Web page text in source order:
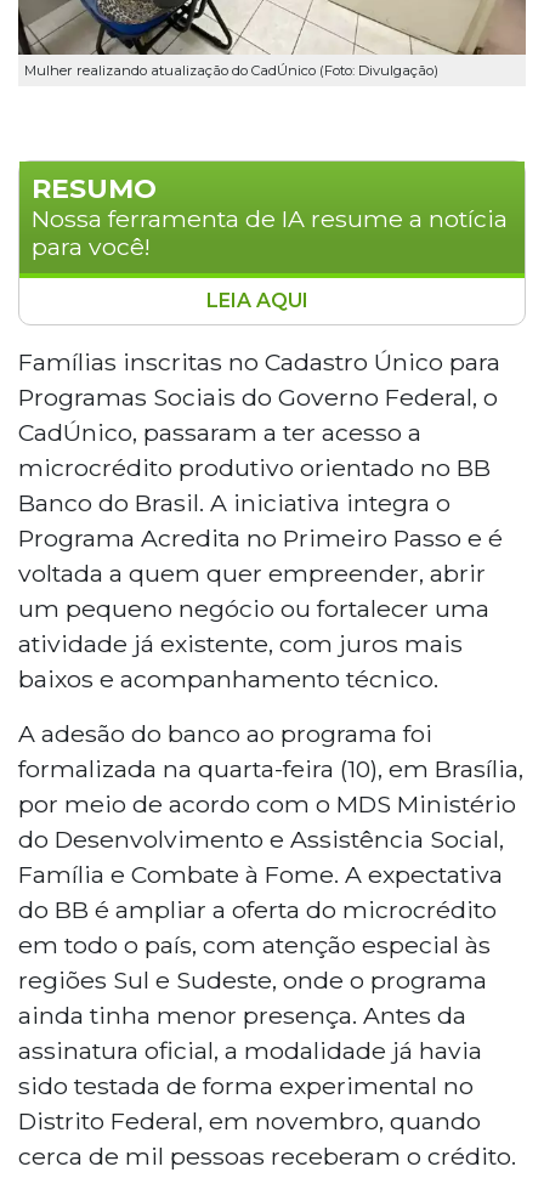
Mulher realizando atualização do CadÚnico (Foto: Divulgação)
RESUMO
Nossa ferramenta de IA resume a notícia
para você!
O Banco do Brasil passou a oferecer
microcrédito produtivo orientado para
famílias inscritas no CadÚnico, por meio
do Programa Acredita no Primeiro Passo.
A iniciativa, formalizada em Brasília, visa
apoiar empreendedores com juros
reduzidos e suporte técnico,
especialmente nas regiões Sul e Sudeste.
O programa já movimentou R$ 13 bilhões,
com mais de 190 mil operações de
crédito, totalizando R$ 1,7 bilhão em
repasses. Destaca-se que 68% dos
beneficiários são mulheres, e a taxa de
iniciativa também oferece capacitação
profissional, tendo já atendido mais de 2
milhões de pessoas.
LEIA AQUI
Famílias inscritas no Cadastro Único para
Programas Sociais do Governo Federal, o
CadÚnico, passaram a ter acesso a
microcrédito produtivo orientado no BB
Banco do Brasil. A iniciativa integra o
Programa Acredita no Primeiro Passo e é
voltada a quem quer empreender, abrir
um pequeno negócio ou fortalecer uma
atividade já existente, com juros mais
baixos e acompanhamento técnico.
A adesão do banco ao programa foi
formalizada na quarta-feira (10), em Brasília,
por meio de acordo com o MDS Ministério
do Desenvolvimento e Assistência Social,
Família e Combate à Fome. A expectativa
do BB é ampliar a oferta do microcrédito
em todo o país, com atenção especial às
regiões Sul e Sudeste, onde o programa
ainda tinha menor presença. Antes da
assinatura oficial, a modalidade já havia
sido testada de forma experimental no
Distrito Federal, em novembro, quando
cerca de mil pessoas receberam o crédito.